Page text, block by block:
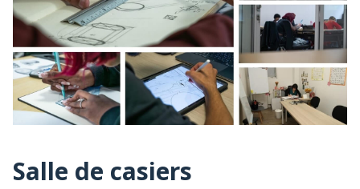
Salle de casiers